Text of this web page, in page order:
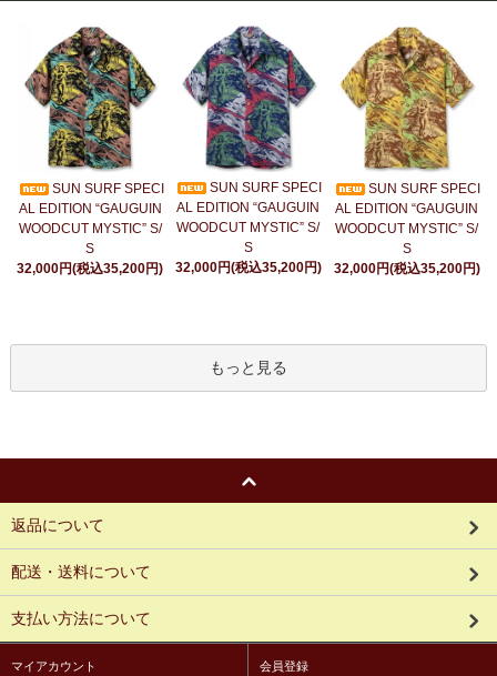
SUN SURF SPECI
AL EDITION “GAUGUIN
WOODCUT MYSTIC” S/
S
32,000円(税込35,200円)
SUN SURF SPECI
AL EDITION “GAUGUIN
WOODCUT MYSTIC” S/
S
32,000円(税込35,200円)
SUN SURF SPECI
AL EDITION “GAUGUIN
WOODCUT MYSTIC” S/
S
32,000円(税込35,200円)
もっと見る
返品について
配送・送料について
支払い方法について
マイアカウント 会員登録